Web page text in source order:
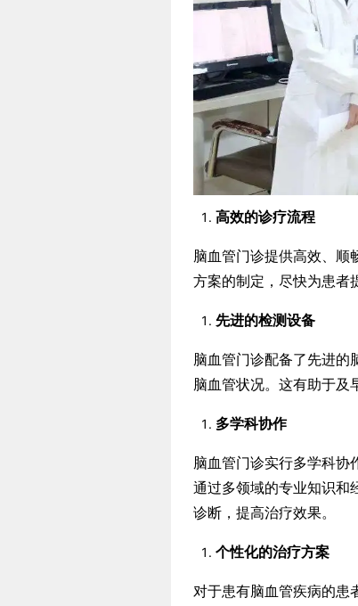
高效的诊疗流程
脑血管门诊提供高效、顺
方案的制定，尽快为患者
先进的检测设备
脑血管门诊配备了先进的
脑血管状况。这有助于及
多学科协作
脑血管门诊实行多学科协
通过多领域的专业知识和
诊断，提高治疗效果。
个性化的治疗方案
对于患有脑血管疾病的患